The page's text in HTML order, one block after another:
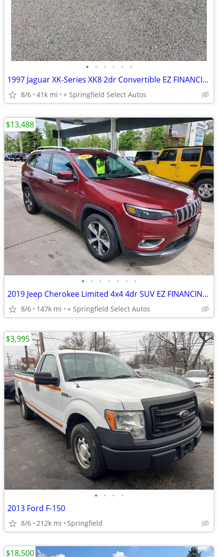
• • • • • •
1997 Jaguar XK-Series XK8 2dr Convertible EZ FINANCING AVAILABLE
8/6 41k mi + Springfield Select Autos
• • • • • • •
2019 Jeep Cherokee Limited 4x4 4dr SUV EZ FINANCING AVAILABLE
8/6 147k mi + Springfield Select Autos
$13,488
• • • •
2013 Ford F-150
8/6 212k mi Springfield
$3,995
$18,500